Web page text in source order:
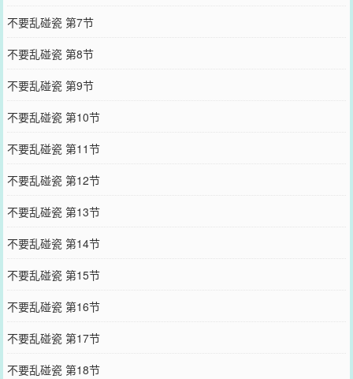
不要乱碰瓷 第7节
不要乱碰瓷 第8节
不要乱碰瓷 第9节
不要乱碰瓷 第10节
不要乱碰瓷 第11节
不要乱碰瓷 第12节
不要乱碰瓷 第13节
不要乱碰瓷 第14节
不要乱碰瓷 第15节
不要乱碰瓷 第16节
不要乱碰瓷 第17节
不要乱碰瓷 第18节